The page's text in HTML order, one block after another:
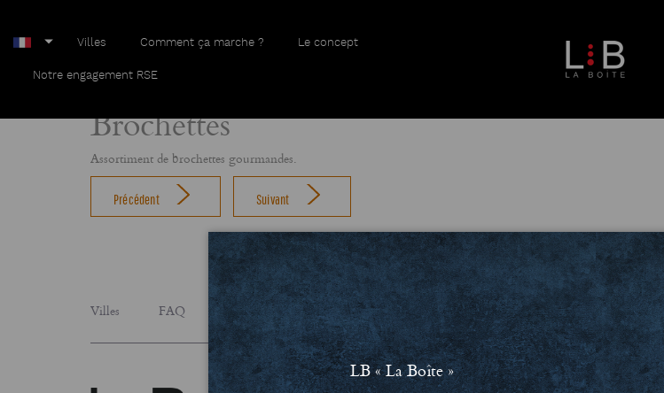
Villes Comment ça marche ? Le concept
Notre engagement RSE
Brochettes
Brochettes
Assortiment de brochettes gourmandes.
Précédent Suivant
Villes FAQ Le concept Notre engagement RSE Conditions Générales de Vente
LB « La Boîte »